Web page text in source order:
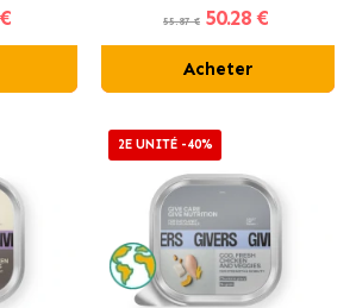
Morue, Poulet et Légumes
55.87 € 50.28 €
Acheter
2E UNITÉ -40%